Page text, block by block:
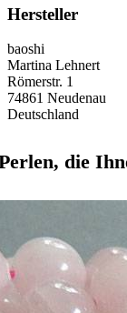
Hersteller
baoshi
Martina Lehnert
Römerstr. 1
74861 Neudenau
Deutschland
die